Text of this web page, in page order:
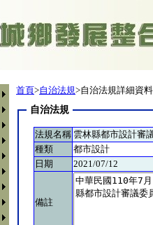
首頁>自治法規>自治法規詳細資料
自治法規
法規名稱 雲林縣都市設計審
種類
都市設計
日期
2021/07/12
備註